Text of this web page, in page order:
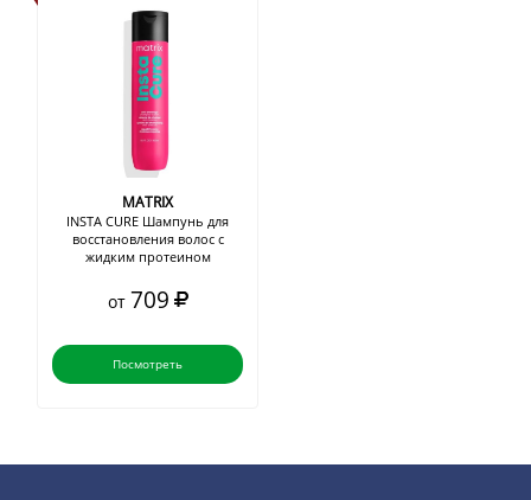
MATRIX
INSTA CURE Шампунь для
восстановления волос с
жидким протеином
от 709
Посмотреть